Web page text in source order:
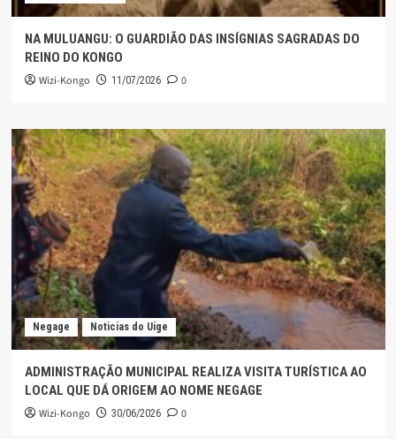
NA MULUANGU: O GUARDIÃO DAS INSÍGNIAS SAGRADAS DO
REINO DO KONGO
Wizi-Kongo 11/07/2026 0
Negage Noticias do Uige
ADMINISTRAÇÃO MUNICIPAL REALIZA VISITA TURÍSTICA AO
LOCAL QUE DÁ ORIGEM AO NOME NEGAGE
Wizi-Kongo 30/06/2026 0